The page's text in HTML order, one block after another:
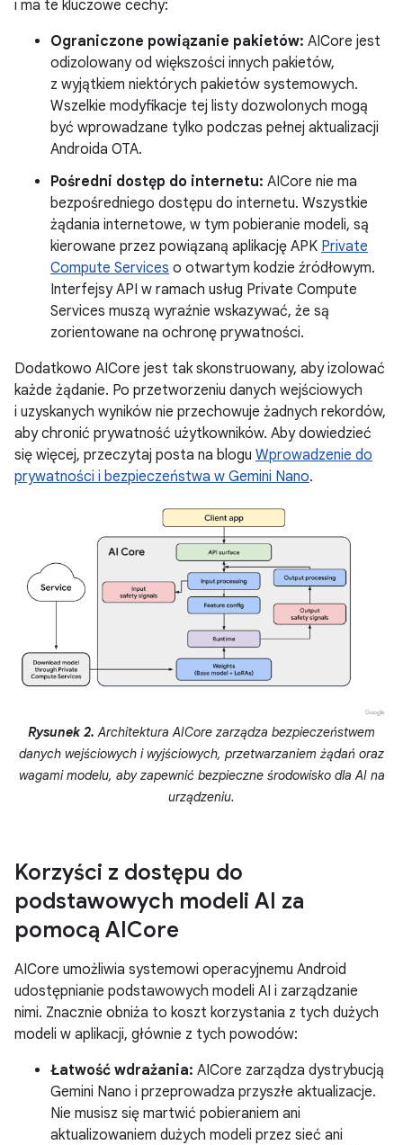
i ma te kluczowe cechy:
Ograniczone powiązanie pakietów: AICore jest
odizolowany od większości innych pakietów,
z wyjątkiem niektórych pakietów systemowych.
Wszelkie modyfikacje tej listy dozwolonych mogą
być wprowadzane tylko podczas pełnej aktualizacji
Androida OTA.
Pośredni dostęp do internetu: AICore nie ma
bezpośredniego dostępu do internetu. Wszystkie
żądania internetowe, w tym pobieranie modeli, są
kierowane przez powiązaną aplikację APK Private
Compute Services o otwartym kodzie źródłowym.
Interfejsy API w ramach usług Private Compute
Services muszą wyraźnie wskazywać, że są
zorientowane na ochronę prywatności.
Dodatkowo AICore jest tak skonstruowany, aby izolować
każde żądanie. Po przetworzeniu danych wejściowych
i uzyskanych wyników nie przechowuje żadnych rekordów,
aby chronić prywatność użytkowników. Aby dowiedzieć
się więcej, przeczytaj posta na blogu Wprowadzenie do
prywatności i bezpieczeństwa w Gemini Nano.
Rysunek 2. Architektura AICore zarządza bezpieczeństwem
danych wejściowych i wyjściowych, przetwarzaniem żądań oraz
wagami modelu, aby zapewnić bezpieczne środowisko dla AI na
urządzeniu.
Korzyści z dostępu do
podstawowych modeli AI za
pomocą AICore
AICore umożliwia systemowi operacyjnemu Android
udostępnianie podstawowych modeli AI i zarządzanie
nimi. Znacznie obniża to koszt korzystania z tych dużych
modeli w aplikacji, głównie z tych powodów:
Łatwość wdrażania: AICore zarządza dystrybucją
Gemini Nano i przeprowadza przyszłe aktualizacje.
Nie musisz się martwić pobieraniem ani
aktualizowaniem dużych modeli przez sieć ani